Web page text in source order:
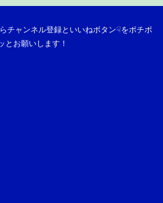
チャンネル登録といいねボタン☟をポチポ
とお願いします！